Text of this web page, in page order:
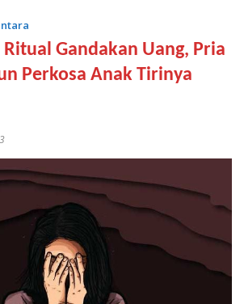
Gandakan Uang, Pria
Perkosa Anak Tirinya